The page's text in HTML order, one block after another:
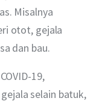
Misalnya
otot, gejala
dan bau.
19,
selain batuk,